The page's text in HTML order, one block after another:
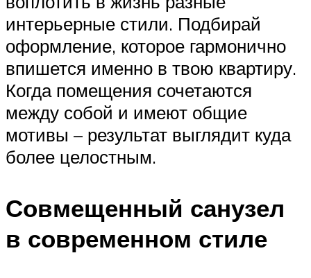
интерьерные стили. Подбирай
оформление, которое гармонично
впишется именно в твою квартиру.
Когда помещения сочетаются
между собой и имеют общие
мотивы – результат выглядит куда
более целостным.
Совмещенный санузел
в современном стиле